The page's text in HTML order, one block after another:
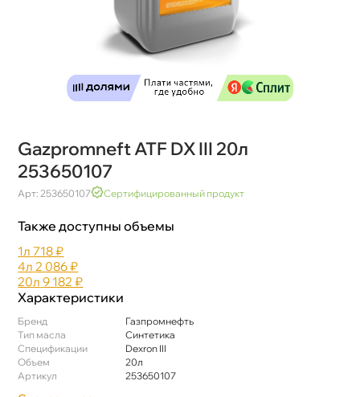
Gazpromneft ATF DX III 20л
253650107
Арт: 253650107 Сертифицированный продукт
Также доступны объемы
1л 718 ₽
4л 2 086 ₽
20л 9 182 ₽
Характеристики
Бренд
Газпромнефть
Тип масла
Синтетика
Спецификации
Dexron III
Объем
20л
Артикул
253650107